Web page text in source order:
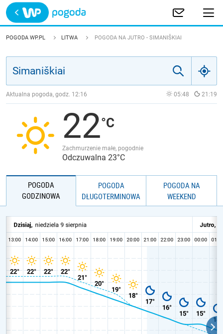
Trwa ładowanie
POLSKA
JAKOŚĆ POWIETRZA
POGODA WP.PL LITWA POGODA NA JUTRO - SIMANIŠKIAI
Aktualna pogoda, godz. 12:16 05:48 21:19
22
Zachmurzenie małe, pogodnie
Odczuwalna 23°C
POGODA
GODZINOWA
POGODA
DŁUGOTERMINOWA
POGODA NA
WEEKEND